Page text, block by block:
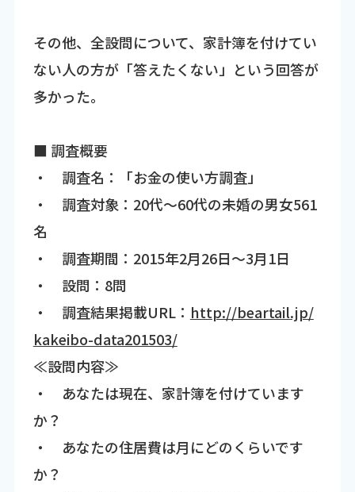
その他、全設問について、家計簿を付けてい
ない人の方が「答えたくない」という回答が
多かった。
■ 調査概要
・ 調査名：「お金の使い方調査」
・ 調査対象：20代～60代の未婚の男女561
名
・ 調査期間：2015年2月26日～3月1日
・ 設問：8問
・ 調査結果掲載URL： http://beartail.jp/
kakeibo-data201503/
≪設問内容≫
・ あなたは現在、家計簿を付けています
か？
・ あなたの住居費は月にどのくらいです
か？